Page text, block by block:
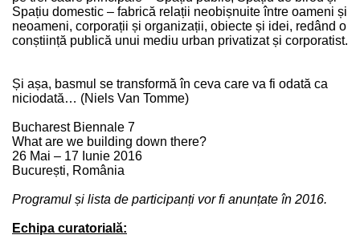
Spațiu domestic – fabrică relații neobișnuite între oameni și
neoameni, corporații și organizații, obiecte și idei, redând o
conștiință publică unui mediu urban privatizat și corporatist.
Și așa, basmul se transformă în ceva care va fi odată ca
niciodată… (Niels Van Tomme)
Bucharest Biennale 7
What are we building down there?
26 Mai – 17 Iunie 2016
București, România
Programul și lista de participanți vor fi anunțate în 2016.
Echipa curatorială: